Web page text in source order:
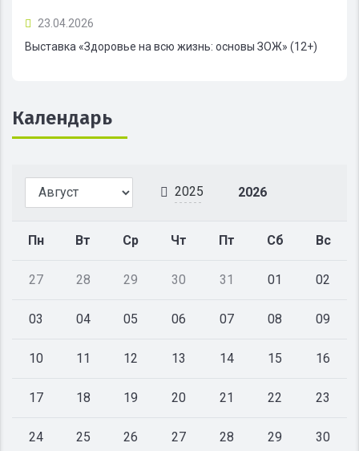
23.04.2026
Выставка «Здоровье на всю жизнь: основы ЗОЖ» (12+)
Календарь
2025 2026
Пн Вт Ср Чт Пт Сб Вс
27 28 29 30 31 01 02
03 04 05 06 07 08 09
10 11 12 13 14 15 16
17 18 19 20 21 22 23
24 25 26 27 28 29 30